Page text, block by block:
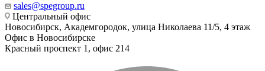
sales@spegroup.ru
Центральный офис
Новосибирск, Академгородок, улица Николаева 11/5, 4 этаж
Офис в Новосибирске
Красный проспект 1, офис 214